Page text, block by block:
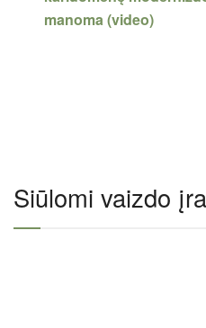
manoma (video)
Siūlomi vaizdo